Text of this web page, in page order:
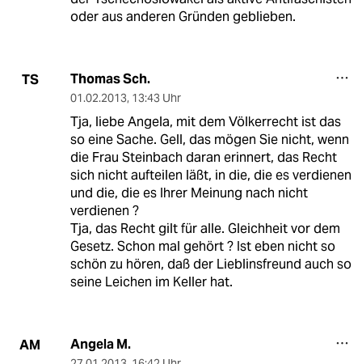
oder aus anderen Gründen geblieben.
TS Thomas Sch.
01.02.2013, 13:43 Uhr
Tja, liebe Angela, mit dem Völkerrecht ist das
so eine Sache. Gell, das mögen Sie nicht, wenn
die Frau Steinbach daran erinnert, das Recht
sich nicht aufteilen läßt, in die, die es verdienen
und die, die es Ihrer Meinung nach nicht
verdienen ?
Tja, das Recht gilt für alle. Gleichheit vor dem
Gesetz. Schon mal gehört ? Ist eben nicht so
schön zu hören, daß der Lieblinsfreund auch so
seine Leichen im Keller hat.
AM Angela M.